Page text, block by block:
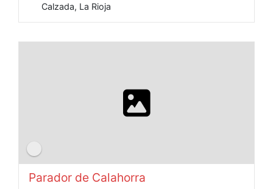
Calzada, La Rioja
Parador de Calahorra